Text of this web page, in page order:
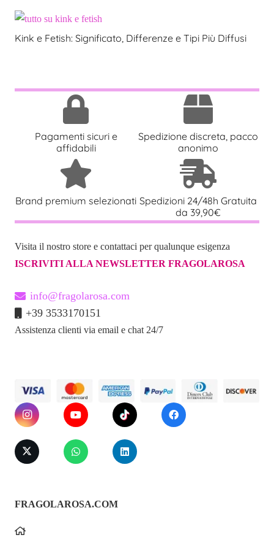
Kink e Fetish: Significato, Differenze e Tipi Più Diffusi
Pagamenti sicuri e
affidabili
Spedizione discreta, pacco
anonimo
Brand premium selezionati Spedizioni 24/48h Gratuita
da 39,90€
Visita il nostro store e contattaci per qualunque esigenza
ISCRIVITI ALLA NEWSLETTER FRAGOLAROSA
info@fragolarosa.com
+39 3533170151
Assistenza clienti via email e chat 24/7
FRAGOLAROSA.COM